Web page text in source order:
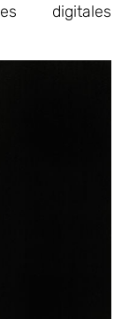
digitales